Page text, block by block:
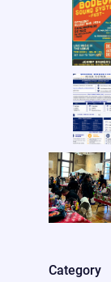
Category